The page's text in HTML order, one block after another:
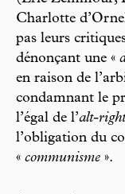
Charlotte
pas leurs
dénonçant une «
en raison de
condamnant le
l’égal de l’alt-right
l’obligation du
« communisme ».